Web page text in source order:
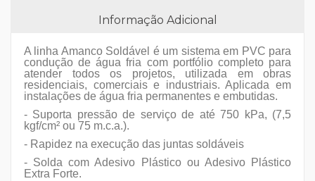
Informação Adicional
A linha Amanco Soldável é um sistema em PVC para
condução de água fria com portfólio completo para
atender todos os projetos, utilizada em obras
residenciais, comerciais e industriais. Aplicada em
instalações de água fria permanentes e embutidas.
- Suporta pressão de serviço de até 750 kPa, (7,5
kgf/cm² ou 75 m.c.a.).
- Rapidez na execução das juntas soldáveis
- Solda com Adesivo Plástico ou Adesivo Plástico
Extra Forte.